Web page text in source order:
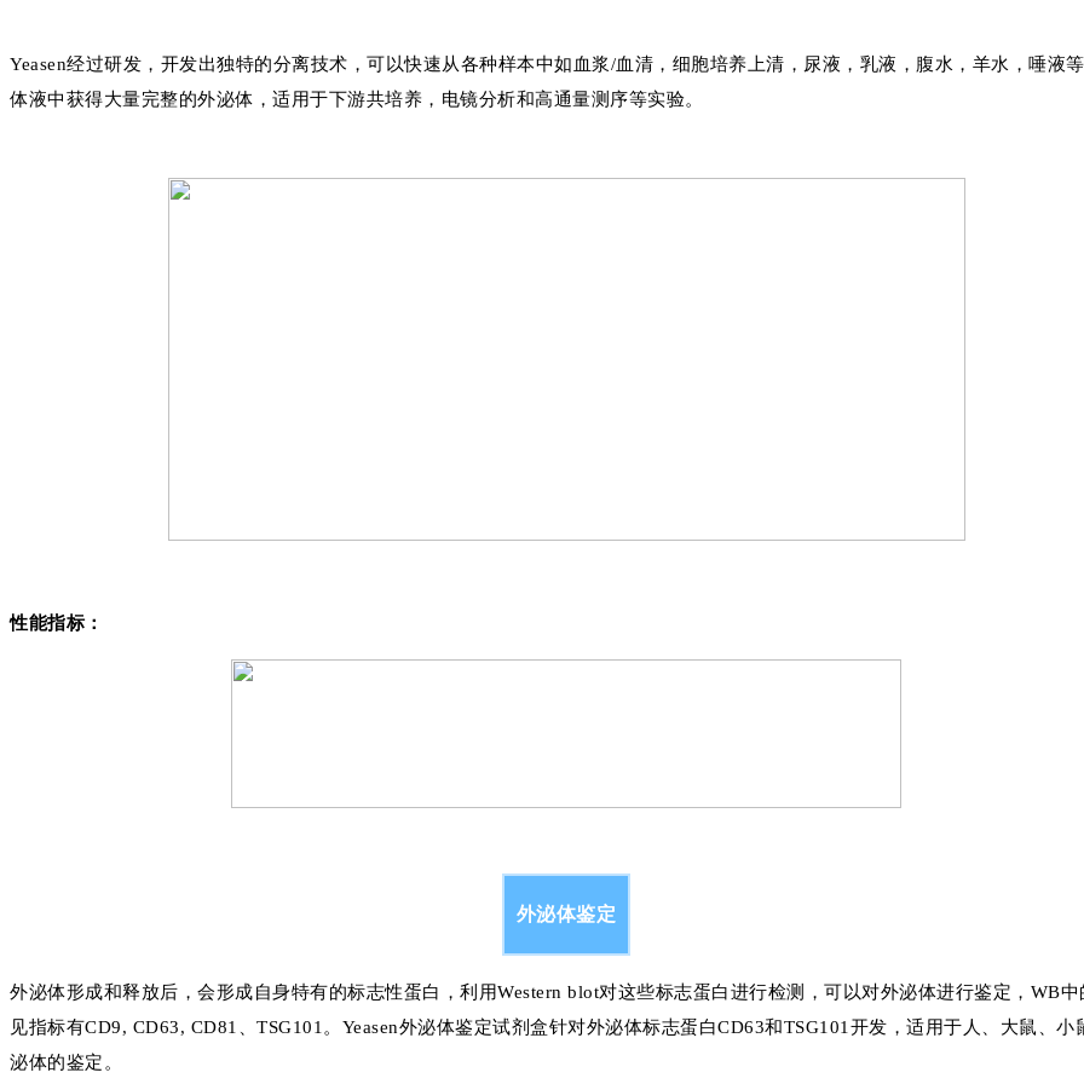
Yeasen经过研发，开发出独特的分离技术，可以快速从各种样本中如血浆/血清，细胞培养上清，尿液，乳液，腹水，羊水，唾液
体液中获得大量完整的外泌体，适用于下游共培养，电镜分析和高通量测序等实验。
性能指标：
外泌体鉴定
外泌体形成和释放后，会形成自身特有的标志性蛋白，利用Western blot对这些标志蛋白进行检测，可以对外泌体进行鉴定，WB中
见指标有CD9, CD63, CD81、TSG101。Yeasen外泌体鉴定试剂盒针对外泌体标志蛋白CD63和TSG101开发，适用于人、大鼠、小
泌体的鉴定。